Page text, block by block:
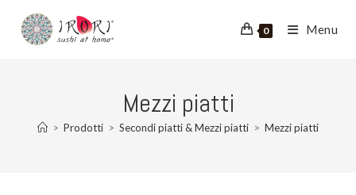
contenuto
0 Menu
Mezzi piatti
> Prodotti > Secondi piatti & Mezzi piatti > Mezzi piatti